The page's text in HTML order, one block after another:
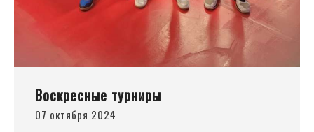
Воскресные турниры
07 октября 2024